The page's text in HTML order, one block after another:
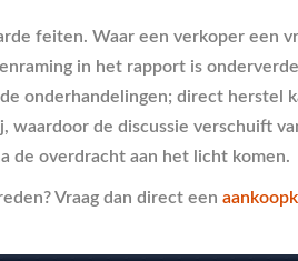
feiten. Waar een verkoper een
in het rapport is
onderhandelingen; direct
de discussie verschuift
de overdracht aan het licht komen.
Vraag dan direct een